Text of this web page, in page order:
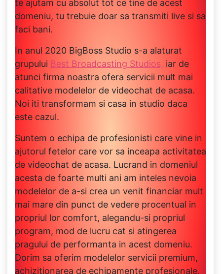
te ajutam cu absolut tot ce tine de acest
domeniu, tu trebuie doar sa transmiti live si sa
faci bani.
In anul 2020 BigBoss Studio s-a alaturat
grupului Best Broadcasting Studios, iar de
atunci firma noastra ofera servicii mult mai
calitative modelelor de videochat de acasa.
Noi iti transformam si casa in studio daca
este cazul.
Suntem o echipa de profesionisti care vine in
ajutorul fetelor care vor sa inceapa activitatea
de videochat de acasa. Lucrand in domeniul
acesta de foarte multi ani am inteles nevoia
modelelor de a-si crea un venit financiar mult
mai mare din punct de vedere procentual in
propriul lor comfort, alegandu-si propriul
program, mod de lucru cat si atingerea
pragului de performanta in acest domeniu.
Dorim sa oferim modelelor servicii premium,
achizitionarea de echipamente profesionale,